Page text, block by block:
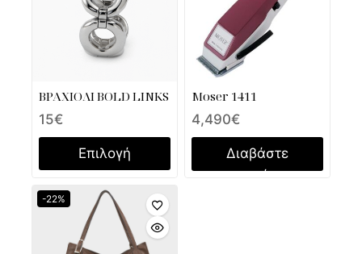
ΒΡΑΧΙΟΛΙ BOLD LINKS
15€
Επιλογή
Moser 1411
4,490€
Διαβάστε
περισσότερα
-22%